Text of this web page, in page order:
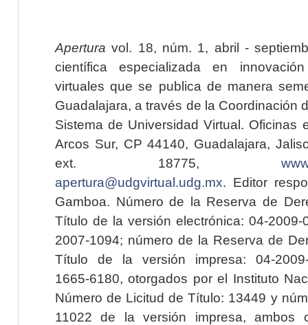
Apertura vol. 18, núm. 1, abril -
científica especializada en
virtuales que se publica de manera
Guadalajara, a través de la Coordinación
Sistema de Universidad Virtual. Oficinas
Arcos Sur, CP 44140, Guadalajara,
ext. 18775,
apertura@udgvirtual.udg.mx. Editor
Gamboa. Número de la Reserva de
Título de la versión electrónica: 04-2009-
2007-1094; número de la Reserva de
Título de la versión impresa: 04-2009-
1665-6180, otorgados por el Instituto
Número de Licitud de Título: 13449 y
11022 de la versión impresa, ambos